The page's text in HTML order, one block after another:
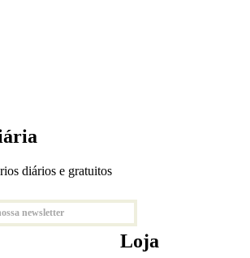
diários e gratuitos
newsletter
Loja